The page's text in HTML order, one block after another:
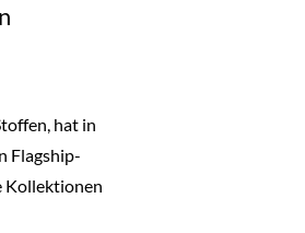
hat in
Flagship-
Kollektionen
Flagship-Store in München“